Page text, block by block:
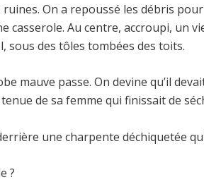
On a repoussé les débris
casserole. Au centre, accroupi, un
sous des tôles tombées des toits.
mauve passe. On devine qu’il
de sa femme qui finissait de
une charpente déchiquetée
?